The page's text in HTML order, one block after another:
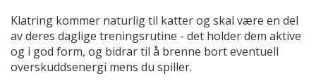
Klatring kommer naturlig til katter og skal være en del
av deres daglige treningsrutine - det holder dem aktive
og i god form, og bidrar til å brenne bort eventuell
overskuddsenergi mens du spiller.